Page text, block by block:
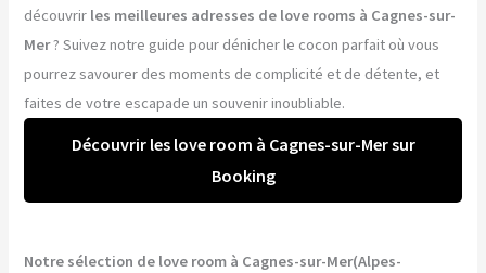
découvrir les meilleures adresses de love rooms à Cagnes-sur-
Mer? Suivez notre guide pour dénicher le cocon parfait où vous
pourrez savourer des moments de complicité et de détente, et
faites de votre escapade un souvenir inoubliable.
Découvrir les love room à Cagnes-sur-Mer sur
Booking
Notre sélection de love room à Cagnes-sur-Mer(Alpes-